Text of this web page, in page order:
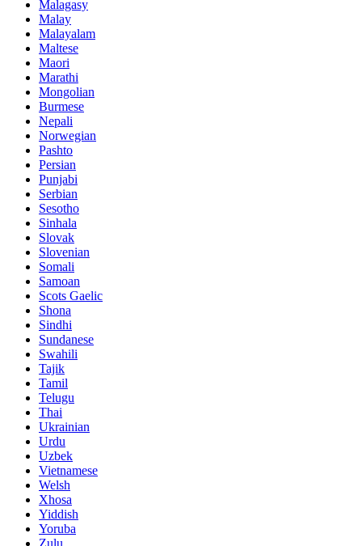
Malagasy
Malay
Malayalam
Maltese
Maori
Marathi
Mongolian
Burmese
Nepali
Norwegian
Pashto
Persian
Punjabi
Serbian
Sesotho
Sinhala
Slovak
Slovenian
Somali
Samoan
Scots Gaelic
Shona
Sindhi
Sundanese
Swahili
Tajik
Tamil
Telugu
Thai
Ukrainian
Urdu
Uzbek
Vietnamese
Welsh
Xhosa
Yiddish
Yoruba
Zulu